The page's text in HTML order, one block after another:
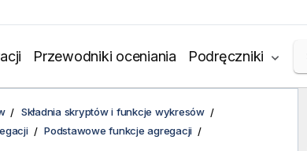
Przewodniki oceniania Podręczniki
Składnia skryptów i funkcje wykresów
Podstawowe funkcje agregacji